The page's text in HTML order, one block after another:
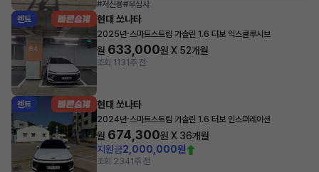
#저신용#무심사
렌트
현대 쏘나타
2025년·스마트스트림 가솔린 1.6 터보 익스클루시브
월 633,000원 X 52개월
조회 1131주 전
렌트 현대 쏘나타
2024년·스마트스트림 가솔린 1.6 터보 인스퍼레이션
월 674,300원 X 36개월
지원금2,000,000원
조회 2341주 전